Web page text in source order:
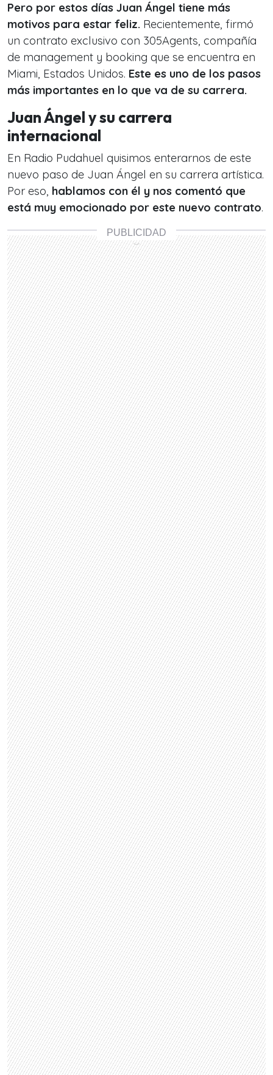
Pero por estos días Juan Ángel tiene más
motivos para estar feliz. Recientemente, firmó
un contrato exclusivo con 305Agents, compañía
de management y booking que se encuentra en
Miami, Estados Unidos. Este es uno de los pasos
más importantes en lo que va de su carrera.
Juan Ángel y su carrera
internacional
En Radio Pudahuel quisimos enterarnos de este
nuevo paso de Juan Ángel en su carrera artística.
Por eso, hablamos con él y nos comentó que
está muy emocionado por este nuevo contrato.